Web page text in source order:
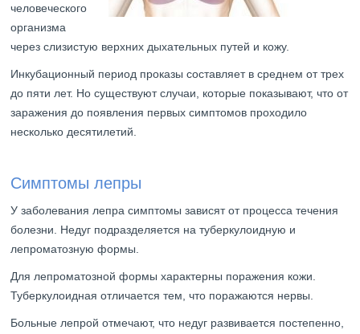
человеческого
организма
через слизистую верхних дыхательных путей и кожу.
Инкубационный период проказы составляет в среднем от трех
до пяти лет. Но существуют случаи, которые показывают, что от
заражения до появления первых симптомов проходило
несколько десятилетий.
Симптомы лепры
У заболевания лепра симптомы зависят от процесса течения
болезни. Недуг подразделяется на туберкулоидную и
лепроматозную формы.
Для лепроматозной формы характерны поражения кожи.
Туберкулоидная отличается тем, что поражаются нервы.
Больные лепрой отмечают, что недуг развивается постепенно,